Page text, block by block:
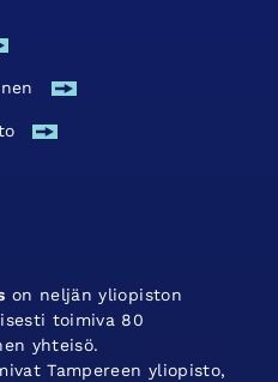
on neljän yliopiston
toimiva 80
yhteisö.
Tampereen yliopisto,